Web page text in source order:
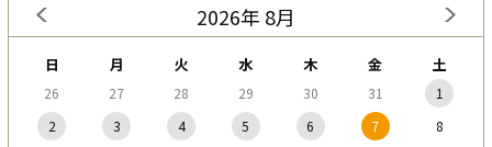
2026年 8月
日 月 火 水 木 金 土
26 27 28 29 30 31
1
2
3 4 5 6 7
8